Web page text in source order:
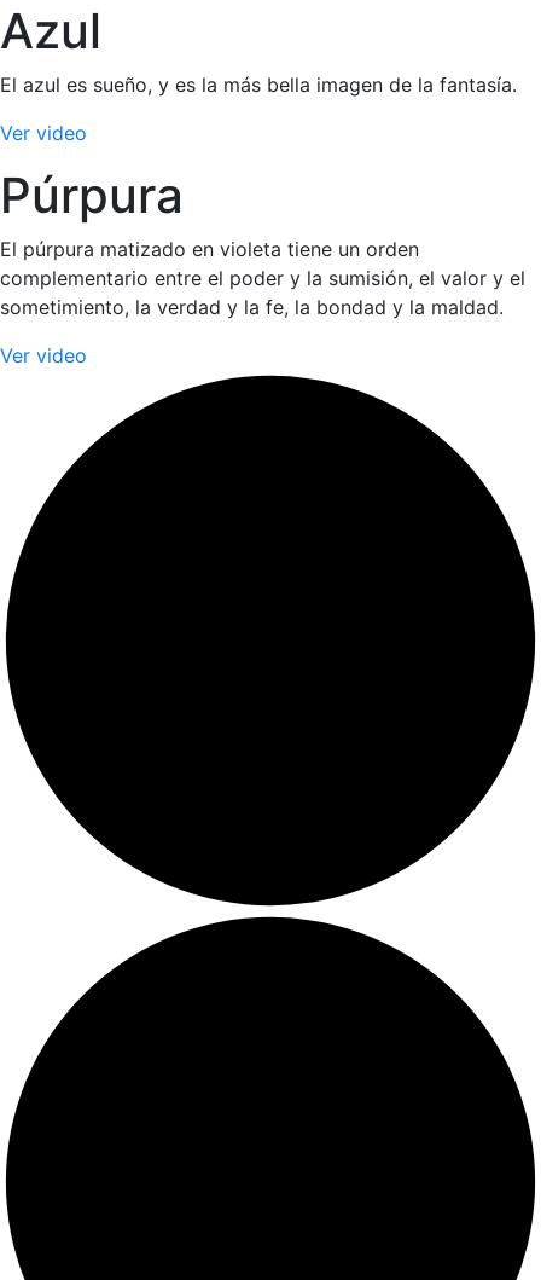
Azul
El azul es sueño, y es la más bella imagen de la fantasía.
Ver video
Púrpura
El púrpura matizado en violeta tiene un orden
complementario entre el poder y la sumisión, el valor y el
sometimiento, la verdad y la fe, la bondad y la maldad.
Ver video